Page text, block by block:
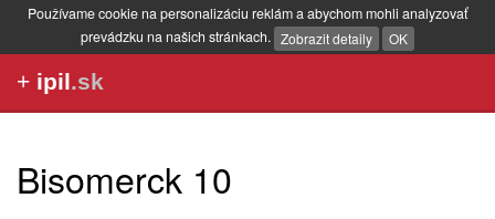
Používame cookie na personalizáciu reklám a abychom mohli analyzovať
prevádzku na našich stránkach. Zobrazit detaily OK
+ ipil.sk
Bisomerck 10